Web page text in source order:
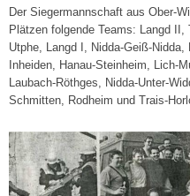
Der Siegermannschaft aus Ober-
Plätzen folgende Teams: Langd II,
Utphe, Langd I, Nidda-Geiß-Nidda,
Inheiden, Hanau-Steinheim, Lich-
Laubach-Röthges, Nidda-Unter-
Schmitten, Rodheim und Trais-